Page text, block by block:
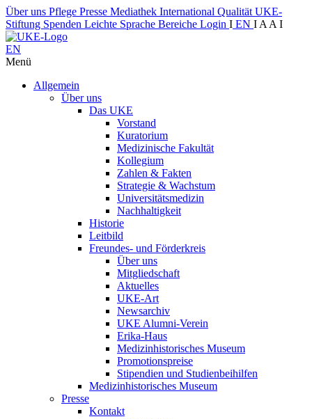
Über uns Pflege Presse Mediathek International Qualität UKE-
Stiftung Spenden Leichte Sprache Bereiche Login I EN I A A I
EN
Menü
Allgemein
Über uns
Das UKE
Vorstand
Kuratorium
Medizinische Fakultät
Kollegium
Zahlen & Fakten
Strategie & Wachstum
Universitätsmedizin
Nachhaltigkeit
Historie
Leitbild
Freundes- und Förderkreis
Über uns
Mitgliedschaft
Aktuelles
UKE-Art
Newsarchiv
UKE Alumni-Verein
Erika-Haus
Medizinhistorisches Museum
Promotionspreise
Stipendien und Studienbeihilfen
Medizinhistorisches Museum
Presse
Kontakt